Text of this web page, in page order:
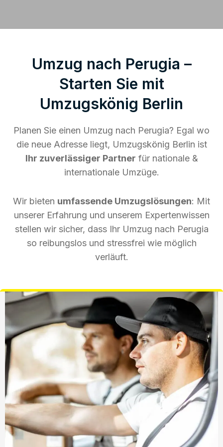
Umzug nach Perugia –
Starten Sie mit
Umzugskönig Berlin
Planen Sie einen Umzug nach Perugia? Egal wo
die neue Adresse liegt, Umzugskönig Berlin ist
Ihr zuverlässiger Partner für nationale &
internationale Umzüge.
Wir bieten umfassende Umzugslösungen: Mit
unserer Erfahrung und unserem Expertenwissen
stellen wir sicher, dass Ihr Umzug nach Perugia
so reibungslos und stressfrei wie möglich
verläuft.